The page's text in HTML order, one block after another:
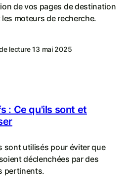
de vos pages de destination
moteurs de recherche.
lecture 13 mai 2025
: Ce qu'ils sont et
sont utilisés pour éviter que
déclenchées par des
pertinents.